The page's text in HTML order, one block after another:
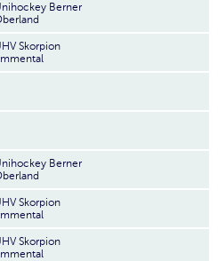
Berner
Skorpion
Berner
Skorpion
Skorpion